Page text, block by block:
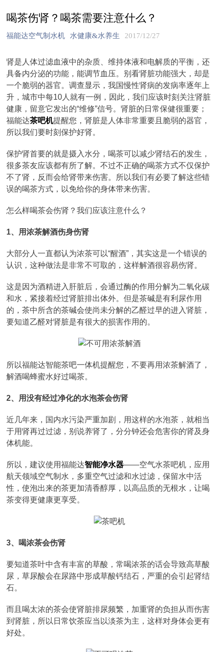
喝茶伤肾？喝茶需要注意什么？
福能达空气制水机 水健康&水养生 2017/12/27
肾是人体过滤血液中的杂质、维持体液和电解质的平衡，还
具备内分泌的功能，能调节血压。别看肾脏功能强大，却是
一个脆弱的器官。调查显示，我国慢性肾病的发病率逐年上
升，城市中每10人就有一例，因此，我们应该时刻关注肾脏
健康，留意它发出的“维修”信号。肾脏的日常保健很重要；
福能达茶吧机提醒您，肾脏是人体非常重要且脆弱的器官，
所以我们要时刻保护好肾。
保护肾首要的就是摄入水分，喝茶可以减少肾结石的发生，
很多茶友应该都有所了解。不过不正确的喝茶方式不仅保护
不了肾，反而会给肾带来伤害。所以我们有必要了解这些错
误的喝茶方式，以免给你的身体带来伤害。
怎么样喝茶会伤肾？我们应该注意什么？
1、用浓茶解酒伤身伤肾
大部分人一直都认为浓茶可以“醒酒”，其实这是一个错误的
认识，这种做法是非常不可取的，这样解酒很容易伤肾。
这是因为酒精进入肝脏后，会通过酶的作用分解为二氧化碳
和水，紧接着经过肾脏排出体外。但是茶碱是有利尿作用
的，茶中所含的茶碱会使尚未分解的乙醛过早的进入肾脏，
要知道乙醛对肾脏是有很大的损害作用的。
所以福能达智能茶吧一体机提醒您，不要再用浓茶解酒了，
解酒喝蜂蜜水好过喝茶。
2、用没有经过净化的水泡茶会伤肾
近几年来，国内水污染严重加剧，用这样的水泡茶，就相当
于用肾再过过滤，别说养肾了，分分钟还会危害你的肾及身
体机能。
所以，建议使用福能达智能净水器——空气水茶吧机，应用
航天领域空气制水，多重空气过滤和水过滤，保留水中活
性，使泡出来的茶更加清香醇厚，以高品质的无根水，让喝
茶变得更健康更享受。
3、喝浓茶会伤肾
要知道茶叶中含有丰富的草酸，常喝浓茶的话会导致高草酸
尿，草尿酸会在尿路中形成草酸钙结石，严重的会引起肾结
石。
而且喝太浓的茶会使肾脏排尿频繁，加重肾的负担从而伤害
到肾脏，所以日常饮茶应当以淡茶为主，这样对身体会更有
好处。